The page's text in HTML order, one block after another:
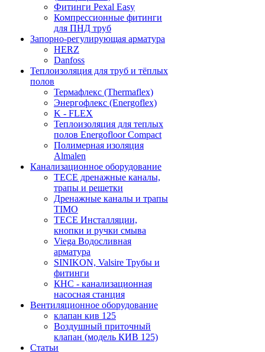
Фитинги Pexal Easy
Компрессионные фитинги
для ПНД труб
Запорно-регулирующая арматура
HERZ
Danfoss
Теплоизоляция для труб и тёплых
полов
Термафлекс (Thermaflex)
Энергофлекс (Energoflex)
K - FLEX
Теплоизоляция для теплых
полов Energofloor Compact
Полимерная изоляция
Almalen
Канализационное оборудование
TECE дренажные каналы,
трапы и решетки
Дренажные каналы и трапы
TIMO
TECE Инсталляции,
кнопки и ручки смыва
Viega Водосливная
арматура
SINIKON, Valsire Трубы и
фитинги
КНС - канализационная
насосная станция
Вентиляционное оборудование
клапан кив 125
Воздушный приточный
клапан (модель КИВ 125)
Статьи